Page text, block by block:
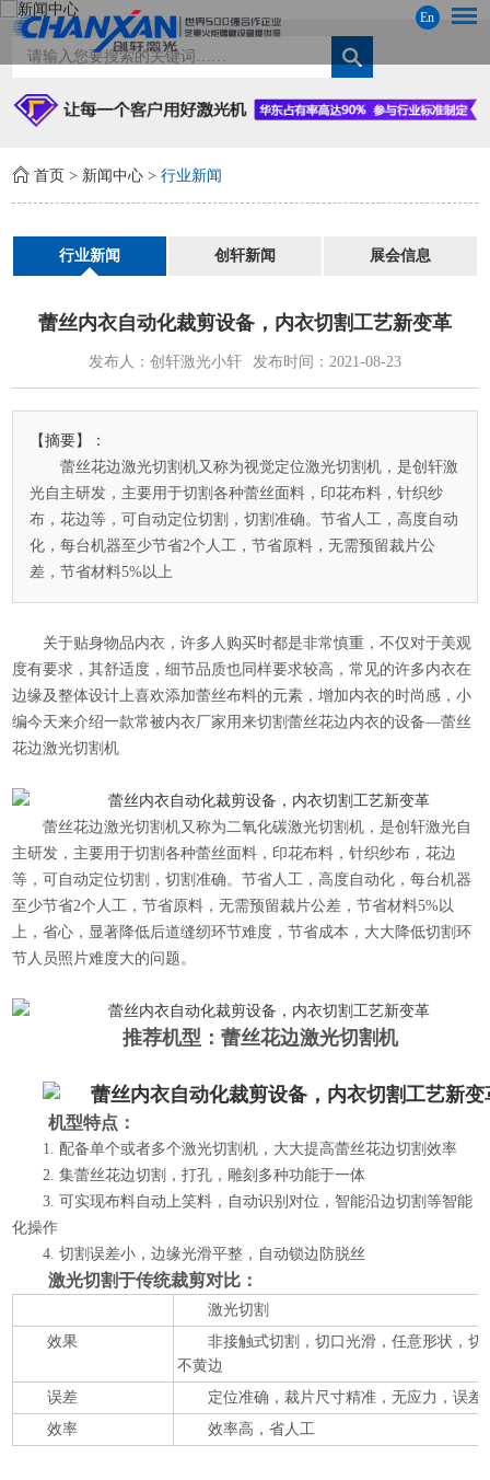
En
首页 > 新闻中心 >行业新闻
行业新闻 创轩新闻 展会信息
蕾丝内衣自动化裁剪设备，内衣切割工艺新变革
发布人：创轩激光小轩 发布时间：2021-08-23
【摘要】：
蕾丝花边激光切割机又称为视觉定位激光切割机，是创轩激
光自主研发，主要用于切割各种蕾丝面料，印花布料，针织纱
布，花边等，可自动定位切割，切割准确。节省人工，高度自动
化，每台机器至少节省2个人工，节省原料，无需预留裁片公
差，节省材料5%以上
关于贴身物品内衣，许多人购买时都是非常慎重，不仅对于美观
度有要求，其舒适度，细节品质也同样要求较高，常见的许多内衣在
边缘及整体设计上喜欢添加蕾丝布料的元素，增加内衣的时尚感，小
编今天来介绍一款常被内衣厂家用来切割蕾丝花边内衣的设备—蕾丝
花边激光切割机
蕾丝花边激光切割机又称为二氧化碳激光切割机 ，是创轩激光自
主研发，主要用于切割各种蕾丝面料，印花布料，针织纱布，花边
等，可自动定位切割，切割准确。节省人工，高度自动化，每台机器
至少节省2个人工，节省原料，无需预留裁片公差，节省材料5%以
上，省心，显著降低后道缝纫环节难度，节省成本，大大降低切割环
节人员照片难度大的问题。
推荐机型： 蕾丝花边激光切割机
机型特点：
1. 配备单个或者多个激光切割机，大大提高蕾丝花边切割效率
2. 集蕾丝花边切割，打孔，雕刻多种功能于一体
3. 可实现布料自动上笑料，自动识别对位，智能沿边切割等智能
化操作
4. 切割误差小，边缘光滑平整，自动锁边防脱丝
激光切割于传统裁剪对比：
激光切割
效果
非接触式切割，切口光滑，任意形状，切
不黄边
误差
定位准确，裁片尺寸精准，无应力，误差
效率
效率高，省人工